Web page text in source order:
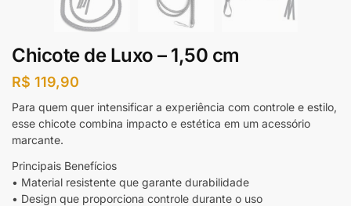
Chicote de Luxo – 1,50 cm
R$ 119,90
Para quem quer intensificar a experiência com controle e estilo,
esse chicote combina impacto e estética em um acessório
marcante.
Principais Benefícios
• Material resistente que garante durabilidade
• Design que proporciona controle durante o uso